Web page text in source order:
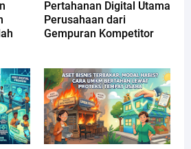
Pertahanan Digital Utama
Perusahaan dari
Gempuran Kompetitor